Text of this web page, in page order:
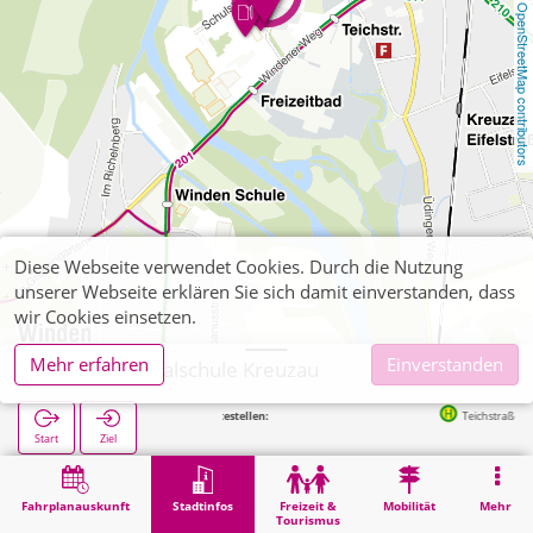
OpenStreetMap contributors
Fahrplanauskunft Stadtinfos
Freizeit &
Tourismus
Mobilität Mehr
Kreuzau, Realschule Kreuzau
Start Ziel
Nächste Haltestellen: Teichstraße in 183m
Stadtinfos Kreuzau, Realschule Kreuzau
Diese Webseite verwendet Cookies. Durch die Nutzung
unserer Webseite erklären Sie sich damit einverstanden, dass
wir Cookies einsetzen.
Mehr erfahren
Einverstanden